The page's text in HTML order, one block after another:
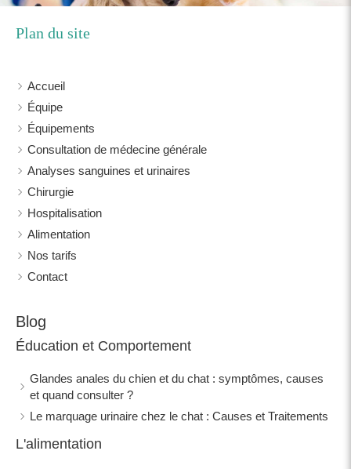
Plan du site
Accueil
Équipe
Équipements
Consultation de médecine générale
Analyses sanguines et urinaires
Chirurgie
Hospitalisation
Alimentation
Nos tarifs
Contact
Blog
Éducation et Comportement
Glandes anales du chien et du chat : symptômes, causes
et quand consulter ?
Le marquage urinaire chez le chat : Causes et Traitements
L'alimentation